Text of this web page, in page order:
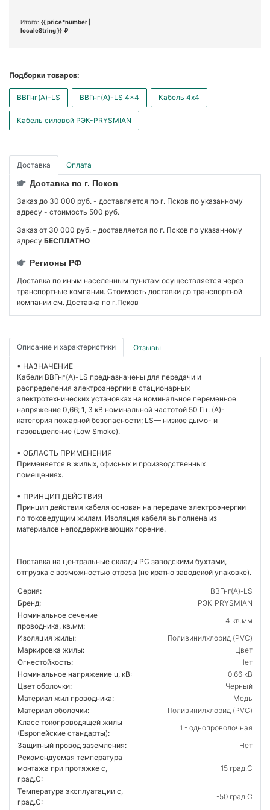
Итого: {{ price*number |
localeString }}
Подборки товаров:
ВВГнг(А)-LS ВВГнг(А)-LS 4x4 Кабель 4x4
Кабель силовой РЭК-PRYSMIAN
Доставка Оплата
Доставка по г. Псков
Заказ до 30 000 руб. - доставляется по г. Псков по указанному
адресу - стоимость 500 руб.
Заказ от 30 000 руб. - доставляется по г. Псков по указанному
адресу БЕСПЛАТНО
Регионы РФ
Доставка по иным населенным пунктам осуществляется через
транспортные компании. Стоимость доставки до транспортной
компании см. Доставка по г.Псков
Описание и характеристики Отзывы
• НАЗНАЧЕНИЕ
Кабели ВВГнг(А)-LS предназначены для передачи и
распределения электроэнергии в стационарных
электротехнических установках на номинальное переменное
напряжение 0,66; 1, 3 кВ номинальной частотой 50 Гц. (A)-
категория пожарной безопасности; LS— низкое дымо- и
газовыделение (Low Smoke).
• ОБЛАСТЬ ПРИМЕНЕНИЯ
Применяется в жилых, офисных и производственных
помещениях.
• ПРИНЦИП ДЕЙСТВИЯ
Принцип действия кабеля основан на передаче электроэнергии
по токоведущим жилам. Изоляция кабеля выполнена из
материалов неподдерживающих горение.
Поставка на центральные склады РС заводскими бухтами,
отгрузка с возможностью отреза (не кратно заводской упаковке).
Серия:
ВВГнг(А)-LS
Бренд:
РЭК-PRYSMIAN
Номинальное сечение
проводника, кв.мм:
4 кв.мм
Изоляция жилы:
Поливинилхлорид (PVC)
Маркировка жилы:
Цвет
Огнестойкость:
Нет
Номинальное напряжение u, кВ:
0.66 кВ
Цвет оболочки:
Черный
Материал жил проводника:
Медь
Материал оболочки:
Поливинилхлорид (PVC)
Класс токопроводящей жилы
(Европейские стандарты):
1 - однопроволочная
Защитный провод заземления:
Нет
Рекомендуемая температура
монтажа при протяжке с,
град.C:
-15 град.C
Температура эксплуатации с,
град.C:
-50 град.C